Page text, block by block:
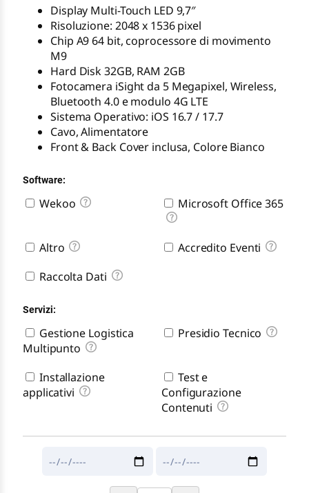
Display Multi-Touch LED 9,7″
Risoluzione: 2048 x 1536 pixel
Chip A9 64 bit, coprocessore di movimento
M9
Hard Disk 32GB, RAM 2GB
Fotocamera iSight da 5 Megapixel, Wireless,
Bluetooth 4.0 e modulo 4G LTE
Sistema Operativo: iOS 16.7 / 17.7
Cavo, Alimentatore
Front & Back Cover inclusa, Colore Bianco
Software:
Wekoo Microsoft Office 365
Altro
Accredito Eventi
Raccolta Dati
Servizi:
Gestione Logistica
Multipunto
Presidio Tecnico
Installazione
applicativi
Test e
Configurazione
Contenuti